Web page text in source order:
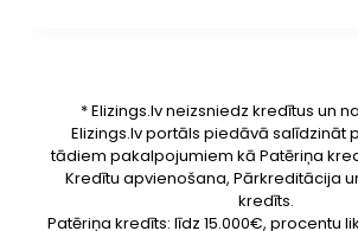
* Elizings.lv neizsniedz kredītus un
Elizings.lv portāls piedāvā salīdzināt
tādiem pakalpojumiem kā Patēriņa
Kredītu apvienošana, Pārkreditācija
kredīts.
Patēriņa kredīts: līdz 15.000€, procentu